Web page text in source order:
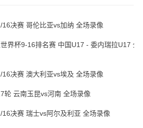
决赛 哥伦比亚vs加纳 全场录像
界杯9-16排名赛 中国U17 - 委内瑞拉U17 全
决赛 澳大利亚vs埃及 全场录像
轮 云南玉昆vs河南 全场录像
决赛 瑞士vs阿尔及利亚 全场录像